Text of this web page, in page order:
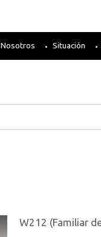
Nosotros Situación
W212 (Familiar